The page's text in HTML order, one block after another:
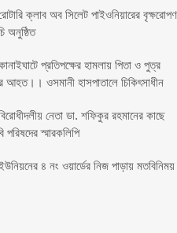
ক্লাব অব সিলেট পাইওনিয়ারের বৃক্ষরোপণ
অনুষ্ঠিত
প্রতিপক্ষের হামলায় পিতা ও পুত্র
ওসমানী হাসপাতালে চিকিৎসাধীন
নেতা ডা. শফিকুর রহমানের কাছে
পরিষদের স্মারকলিপি
৪ নং ওয়ার্ডের নিজ পাড়ায় মতবিনিময়